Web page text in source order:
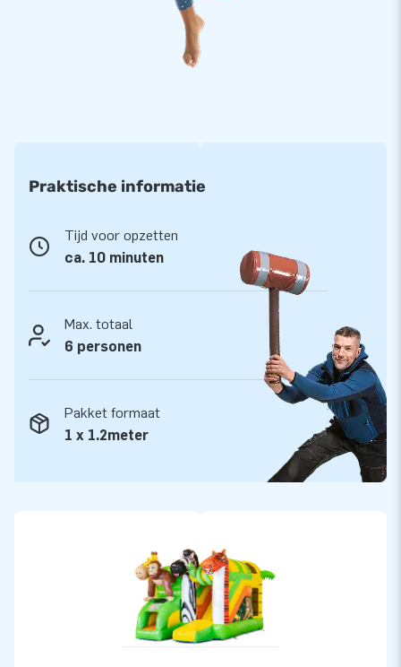
Praktische informatie
Tijd voor opzetten
ca. 10 minuten
Max. totaal
6 personen
Pakket formaat
1 x 1.2meter